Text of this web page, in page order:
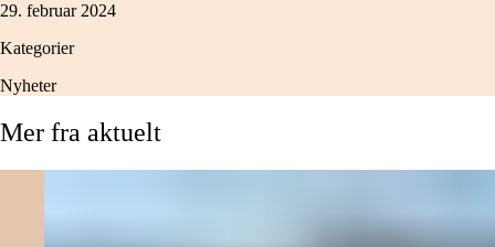
29. februar 2024
Kategorier
Nyheter
Mer fra aktuelt